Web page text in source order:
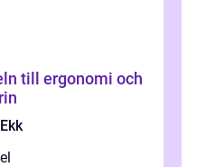
till ergonomi och